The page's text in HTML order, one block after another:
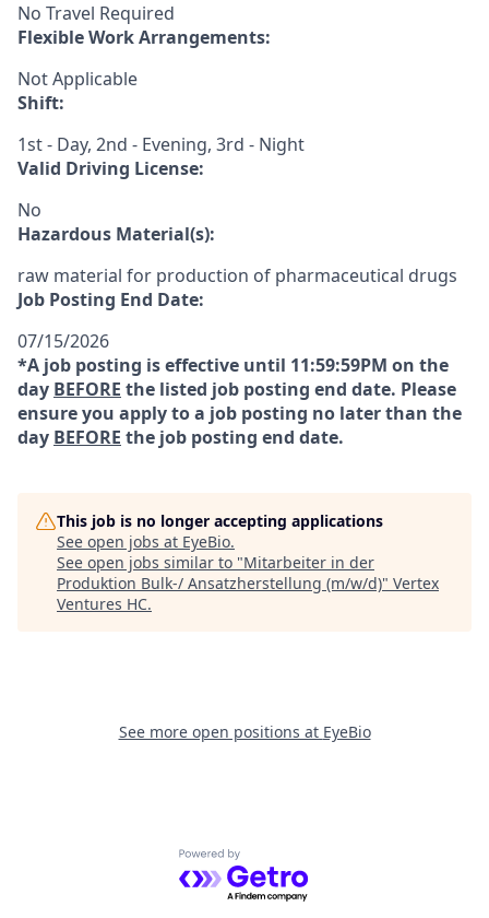
No Travel Required
Flexible Work Arrangements:
Not Applicable
Shift:
1st - Day, 2nd - Evening, 3rd - Night
Valid Driving License:
No
Hazardous Material(s):
raw material for production of pharmaceutical drugs
Job Posting End Date:
07/15/2026
*A job posting is effective until 11:59:59PM on the
day BEFORE the listed job posting end date. Please
ensure you apply to a job posting no later than the
day BEFORE the job posting end date.
This job is no longer accepting applications
See open jobs at EyeBio.
See open jobs similar to "Mitarbeiter in der
Produktion Bulk-/ Ansatzherstellung (m/w/d)" Vertex
Ventures HC.
See more open positions at EyeBio
Powered by Getro.com